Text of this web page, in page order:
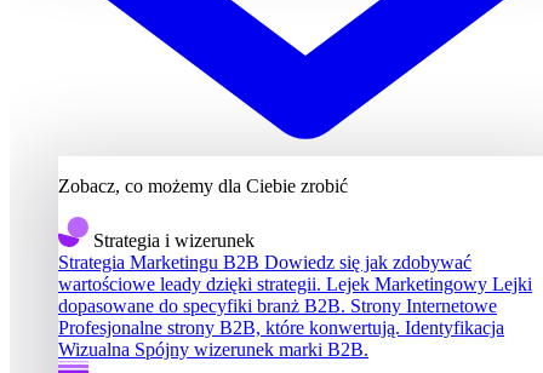
Zobacz, co możemy dla Ciebie zrobić
Strategia i wizerunek
Strategia Marketingu B2B Dowiedz się jak zdobywać
wartościowe leady dzięki strategii. Lejek Marketingowy Lejki
dopasowane do specyfiki branż B2B. Strony Internetowe
Profesjonalne strony B2B, które konwertują. Identyfikacja
Wizualna Spójny wizerunek marki B2B.